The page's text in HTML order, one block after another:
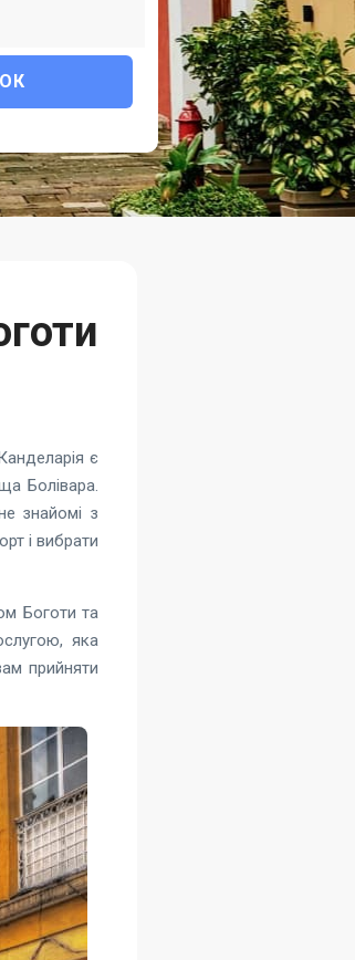
є
Болівара.
знайомі з
і вибрати
Боготи та
яка
прийняти